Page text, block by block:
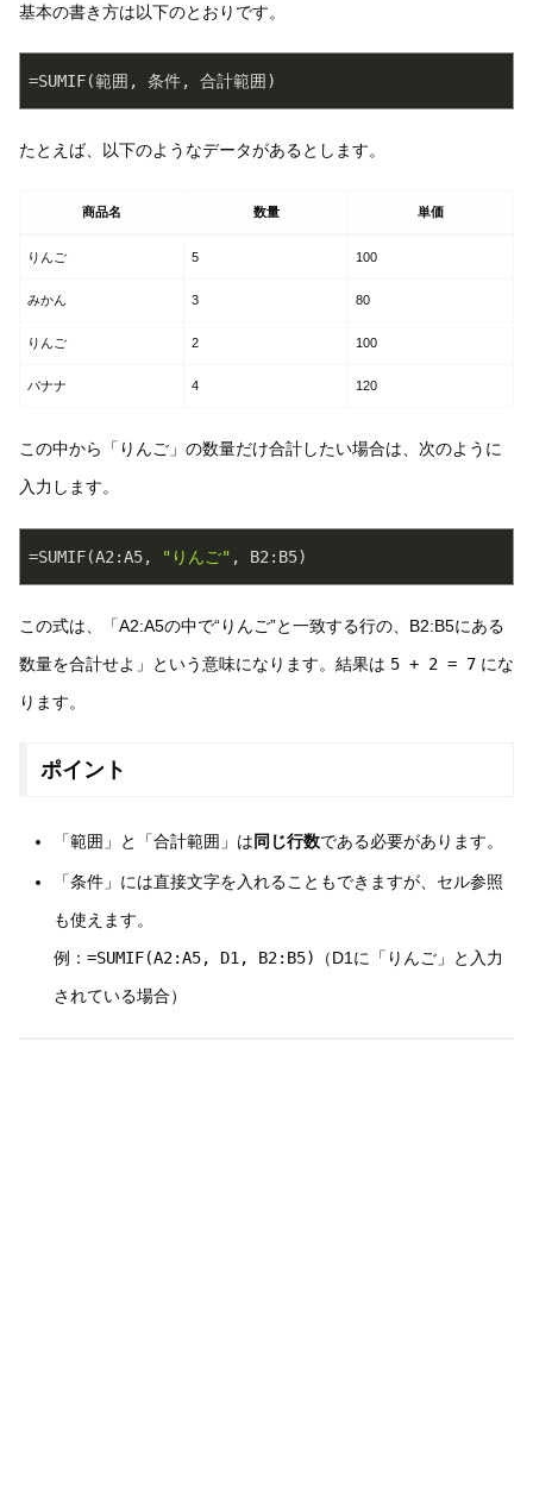
基本の書き方は以下のとおりです。
=SUMIF(範囲, 条件, 合計範囲)
たとえば、以下のようなデータがあるとします。
商品名 数量 単価
りんご 5 100
みかん 3 80
りんご 2 100
バナナ 4 120
この中から「りんご」の数量だけ合計したい場合は、次のように
入力します。
=SUMIF(A2:A5, "りんご" , B2:B5)
この式は、「A2:A5の中で“りんご”と一致する行の、B2:B5にある
数量を合計せよ」という意味になります。結果は 5 + 2 = 7 にな
ります。
ポイント
「範囲」と「合計範囲」は同じ行数である必要があります。
「条件」には直接文字を入れることもできますが、セル参照
も使えます。
例： =SUMIF(A2:A5, D1, B2:B5)
（D1に「りんご」と入力
されている場合）